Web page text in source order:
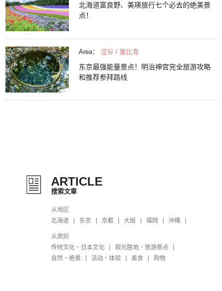
北海道富良野、美瑛旅行七个必去的绝美景
点！
Area： 涩谷 / 惠比寿
东京最强能量景点！明治神宫完全旅游攻略
和推荐参拜路线
ARTICLE
搜索文章
从地区
北海道
东京 京都 大阪 福岡 沖縄
从类别
传统文化・日本文化
观光胜地・旅游景点
自然・绝景
活动・体验 美食 购物